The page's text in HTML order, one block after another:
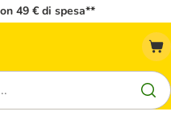
49 € di spesa**